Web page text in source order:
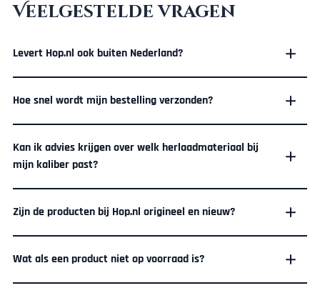
Veelgestelde vragen
Levert Hop.nl ook buiten Nederland?
Hoe snel wordt mijn bestelling verzonden?
Kan ik advies krijgen over welk herlaadmateriaal bij
mijn kaliber past?
Zijn de producten bij Hop.nl origineel en nieuw?
Wat als een product niet op voorraad is?